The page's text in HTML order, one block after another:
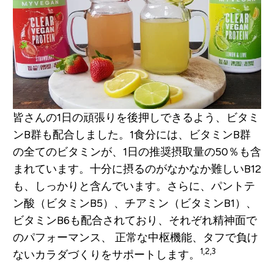
皆さんの1日の頑張りを後押しできるよう、ビタミ
ンB群も配合しました。1食分には、ビタミンB群
の全てのビタミンが、1日の推奨摂取量の50％も含
まれています。十分に摂るのがなかなか難しいB12
も、しっかりと含んでいます。さらに、パントテ
ン酸（ビタミンB5）、チアミン（ビタミンB1）、
ビタミンB6も配合されており、それぞれ精神面で
のパフォーマンス、 正常な中枢機能、タフで負け
ないカラダづくりをサポートします。
1,2,3